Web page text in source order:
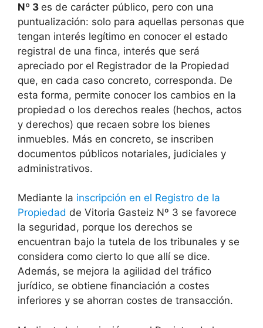
Nº 3 es de carácter público, pero con una
puntualización: solo para aquellas personas que
tengan interés legítimo en conocer el estado
registral de una finca, interés que será
apreciado por el Registrador de la Propiedad
que, en cada caso concreto, corresponda. De
esta forma, permite conocer los cambios en la
propiedad o los derechos reales (hechos, actos
y derechos) que recaen sobre los bienes
inmuebles. Más en concreto, se inscriben
documentos públicos notariales, judiciales y
administrativos.
Mediante la inscripción en el Registro de la
Propiedad de Vitoria Gasteiz Nº 3 se favorece
la seguridad, porque los derechos se
encuentran bajo la tutela de los tribunales y se
considera como cierto lo que allí se dice.
Además, se mejora la agilidad del tráfico
jurídico, se obtiene financiación a costes
inferiores y se ahorran costes de transacción.